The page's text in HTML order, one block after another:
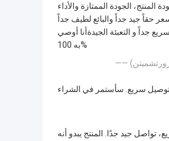
المنتج، الجودة الممتازة والأداء
حقاً جيد جداً والبائع لطيف جداً
جداً و التعبئة الجيدةأنا أوصي
به 100%
سريع. سأستمر في الشراء
تواصل جيد جدًا. المنتج يبدو أنه